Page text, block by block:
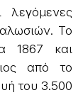
λεγόμενες
Το
1867 και
από το
του 3.500